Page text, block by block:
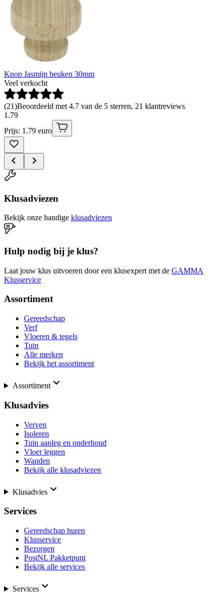
Knop Jasmijn beuken 30mm
Veel verkocht
(21)Beoordeeld met 4.7 van de 5 sterren, 21 klantreviews
1 .79
Prijs: 1.79 euro
Klusadviezen
Bekijk onze handige klusadviezen
Hulp nodig bij je klus?
Laat jouw klus uitvoeren door een klusexpert met de GAMMA
Klusservice
Assortiment
Gereedschap
Verf
Vloeren & tegels
Tuin
Alle merken
Bekijk het assortiment
Assortiment
Klusadvies
Verven
Isoleren
Tuin aanleg en onderhoud
Vloer leggen
Wanden
Bekijk alle klusadviezen
Klusadvies
Services
Gereedschap huren
Klusservice
Bezorgen
PostNL Pakketpunt
Bekijk alle services
Services